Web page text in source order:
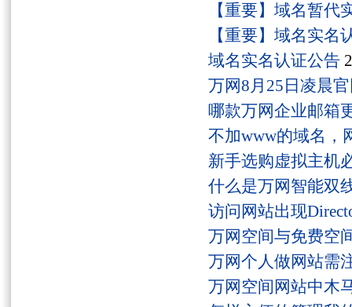
【重要】域名暂代
【重要】域名实名
域名实名认证公告
万网8月25日凌晨
哪款万网企业邮箱
不加www的域名，
新手选购虚拟主机
什么是万网智能双
访问网站出现
万网空间与免费空
万网个人做网站需
万网空间网站中木